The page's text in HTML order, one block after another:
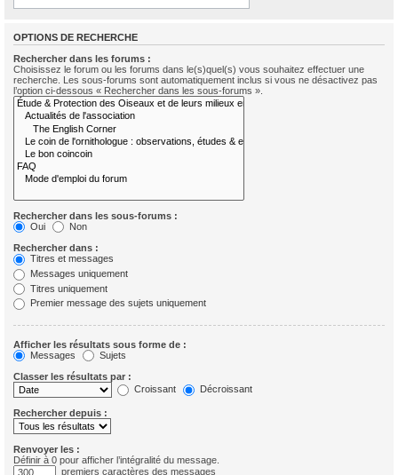
OPTIONS DE RECHERCHE
Rechercher dans les forums :
Choisissez le forum ou les forums dans le(s)quel(s) vous souhaitez effectuer une
recherche. Les sous-forums sont automatiquement inclus si vous ne désactivez pas
l’option ci-dessous « Rechercher dans les sous-forums ».
Rechercher dans les sous-forums :
Oui
Non
Rechercher dans :
Titres et messages
Messages uniquement
Titres uniquement
Premier message des sujets uniquement
Afficher les résultats sous forme de :
Messages
Sujets
Classer les résultats par :
Croissant
Décroissant
Rechercher depuis :
Renvoyer les :
Définir à 0 pour afficher l’intégralité du message.
premiers caractères des messages